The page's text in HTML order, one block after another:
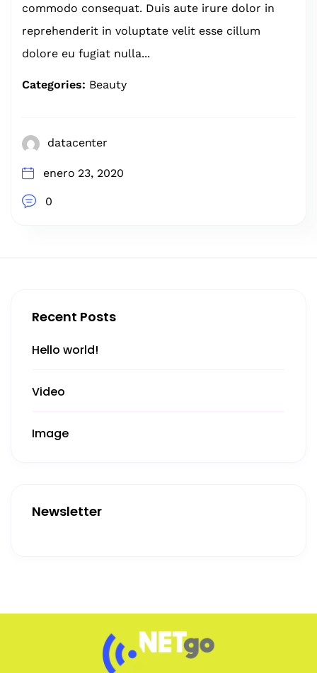
Recent Posts
Hello world!
Video
Image
Newsletter
commodo consequat. Duis aute irure dolor in
reprehenderit in voluptate velit esse cillum
dolore eu fugiat nulla...
Categories: Beauty
datacenter
enero 23, 2020
0